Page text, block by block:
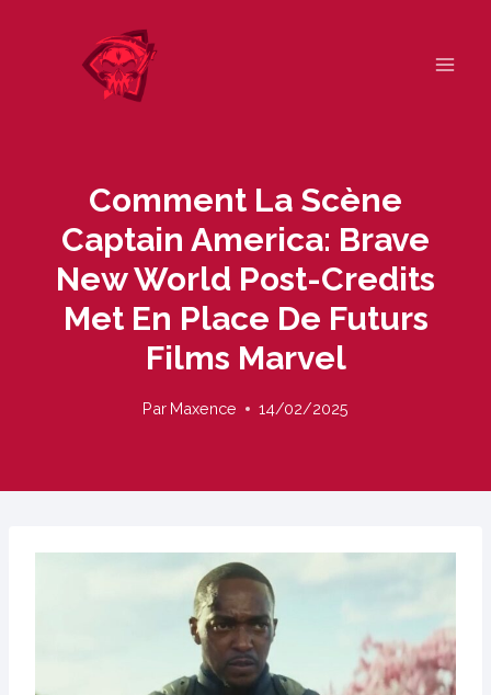
Comment La Scène
Captain America: Brave
New World Post-Credits
Met En Place De Futurs
Films Marvel
Par Maxence 14/02/2025